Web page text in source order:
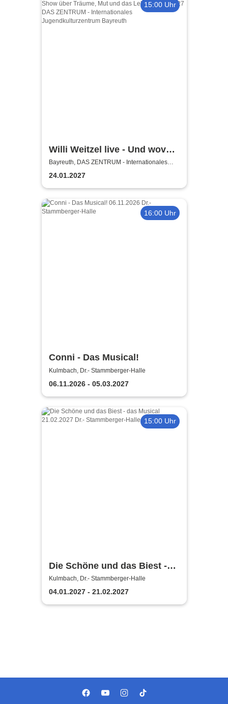
15:00 Uhr
Willi Weitzel live - Und wovon
träumst du? - Die Show über
Träume, Mut und das Leben
Bayreuth, DAS ZENTRUM - Internationales
Jugendkulturzentrum Bayreuth
24.01.2027
16:00 Uhr
Conni - Das Musical!
Kulmbach, Dr.- Stammberger-Halle
06.11.2026 - 05.03.2027
15:00 Uhr
Die Schöne und das Biest -
das Musical | Theater Liberi
Kulmbach, Dr.- Stammberger-Halle
04.01.2027 - 21.02.2027